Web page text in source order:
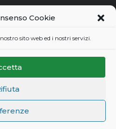
Cookie
sito web ed i nostri servizi.